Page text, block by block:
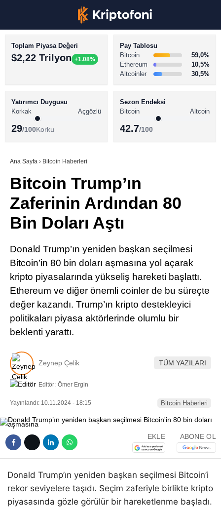
TikTok
LinkedIn
Telegram
BİTCOİN HABERLERİ
ALTCOİN HABERLERİ
SÖZLÜK
Toplam Piyasa Değeri
$2,22 Trilyon +1.08%
Pay Tablosu
Bitcoin
59,0%
Ethereum
10,5%
Altcoinler
30,5%
Yatırımcı Duygusu
Korkak
Açgözlü
29/100Korku
Sezon Endeksi
Bitcoin
Altcoin
42.7/100
Ana Sayfa › Bitcoin Haberleri
Bitcoin Trump’ın
Zaferinin Ardından 80
Bin Doları Aştı
Donald Trump’ın yeniden başkan seçilmesi
Bitcoin’in 80 bin doları aşmasına yol açarak
kripto piyasalarında yükseliş hareketi başlattı.
Ethereum ve diğer önemli coinler de bu süreçte
değer kazandı. Trump’ın kripto destekleyici
politikaları piyasa aktörlerinde olumlu bir
beklenti yarattı.
Zeynep Çelik TÜM YAZILARI
Editör: Ömer Ergin
Yayınlandı: 10.11.2024 - 18:15 Bitcoin Haberleri
EKLE ABONE OL
Donald Trump’ın yeniden başkan seçilmesi Bitcoin’i
rekor seviyelere taşıdı. Seçim zaferiyle birlikte kripto
piyasasında gözle görülür bir hareketlenme başladı.